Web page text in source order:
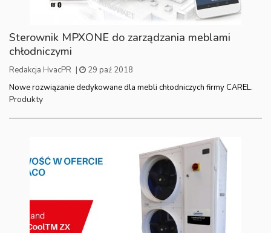
Sterownik MPXONE do zarządzania meblami
chłodniczymi
Redakcja HvacPR |
29 paź 2018
Nowe rozwiązanie dedykowane dla mebli chłodniczych firmy CAREL.
Produkty